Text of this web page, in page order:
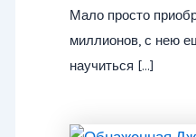
Мало просто
миллионов, с нею
научиться […]